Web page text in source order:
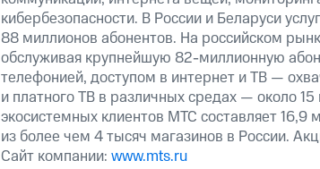
кибербезопасности. В России и Беларуси
88 миллионов абонентов. На российском
обслуживая крупнейшую 82-миллионную
телефонией, доступом в интернет и ТВ —
и платного ТВ в различных средах — около
экосистемных клиентов МТС составляет
из более чем 4 тысяч магазинов в России.
Сайт компании: www.mts.ru